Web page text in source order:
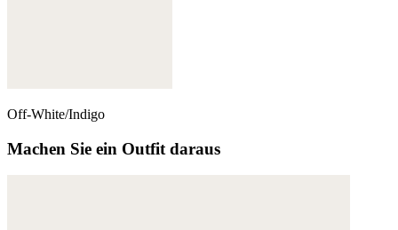
Off-White/Indigo
Machen Sie ein Outfit daraus